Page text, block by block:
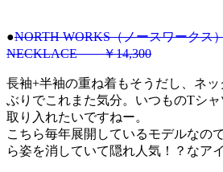
●NORTH WORKS（ノースワークス
NECKLACE ￥14,300
長袖+半袖の重ね着もそうだし、ネ
ぶりでこれまた気分。いつものTシ
取り入れたいですねー。
こちら毎年展開しているモデルなの
ら姿を消していて隠れ人気！？なア